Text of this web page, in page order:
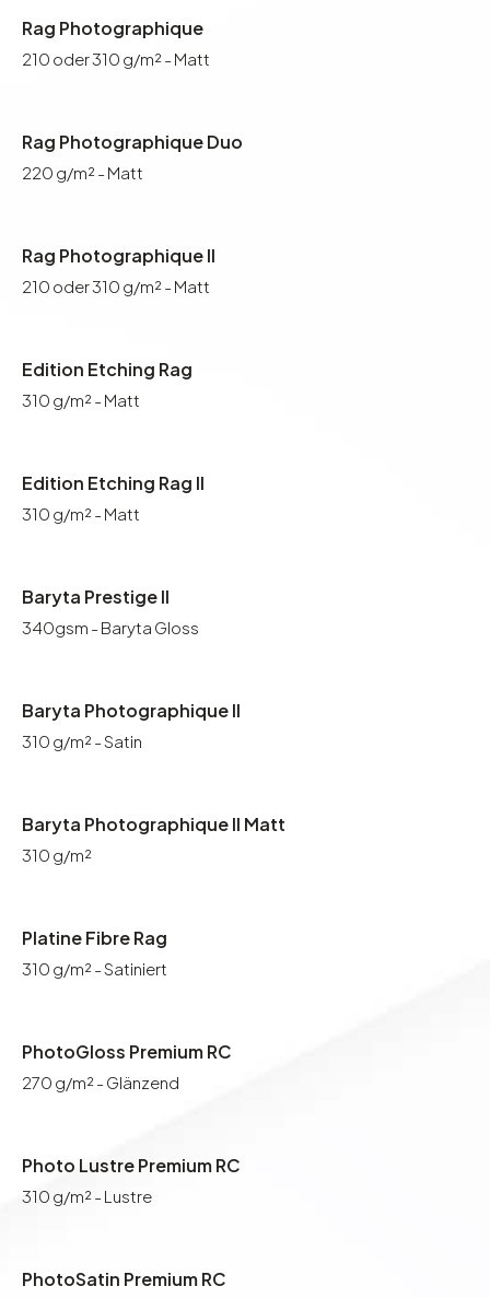
Rag Photographique
210 oder 310 g/m² - Matt
Rag Photographique Duo
220 g/m² - Matt
Rag Photographique II
210 oder 310 g/m² - Matt
Edition Etching Rag
310 g/m² - Matt
Edition Etching Rag II
310 g/m² - Matt
Baryta Prestige II
340gsm - Baryta Gloss
Baryta Photographique II
310 g/m² - Satin
Baryta Photographique II Matt
310 g/m²
Platine Fibre Rag
310 g/m² - Satiniert
PhotoGloss Premium RC
270 g/m² - Glänzend
Photo Lustre Premium RC
310 g/m² - Lustre
PhotoSatin Premium RC